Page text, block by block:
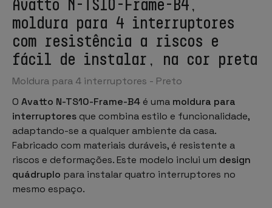
Avatto N-TS10-Frame-B4,
moldura para 4 interruptores
com resistência a riscos e
fácil de instalar, na cor preta
Moldura para 4 interruptores - Preto
O Avatto N-TS10-Frame-B4 é uma moldura para
interruptores que combina estilo e funcionalidade,
adaptando-se a qualquer ambiente da casa.
Fabricado com materiais duráveis, é resistente a
riscos e deformações. Este modelo inclui um design
quádruplo para instalar quatro interruptores no
mesmo espaço.